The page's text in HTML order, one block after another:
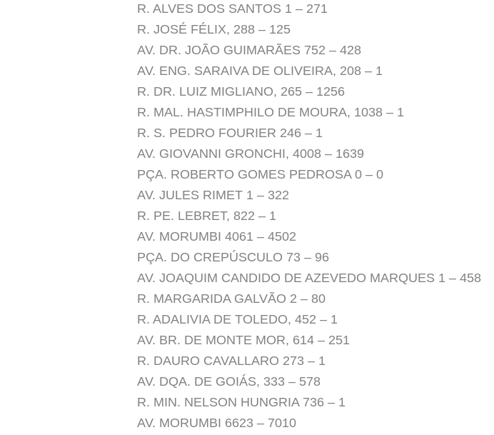
R. ALVES DOS SANTOS 1 – 271
R. JOSÉ FÉLIX, 288 – 125
AV. DR. JOÃO GUIMARÃES 752 – 428
AV. ENG. SARAIVA DE OLIVEIRA, 208 – 1
R. DR. LUIZ MIGLIANO, 265 – 1256
R. MAL. HASTIMPHILO DE MOURA, 1038 – 1
R. S. PEDRO FOURIER 246 – 1
AV. GIOVANNI GRONCHI, 4008 – 1639
PÇA. ROBERTO GOMES PEDROSA 0 – 0
AV. JULES RIMET 1 – 322
R. PE. LEBRET, 822 – 1
AV. MORUMBI 4061 – 4502
PÇA. DO CREPÚSCULO 73 – 96
AV. JOAQUIM CANDIDO DE AZEVEDO MARQUES 1 – 458
R. MARGARIDA GALVÃO 2 – 80
R. ADALIVIA DE TOLEDO, 452 – 1
AV. BR. DE MONTE MOR, 614 – 251
R. DAURO CAVALLARO 273 – 1
AV. DQA. DE GOIÁS, 333 – 578
R. MIN. NELSON HUNGRIA 736 – 1
AV. MORUMBI 6623 – 7010